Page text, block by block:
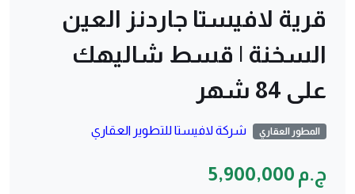
قرية لافيستا جاردنز العين
السخنة | قسط شاليهك
على 84 شهر
المطور العقاري شركة لافيستا للتطوير العقاري
ج.م 5,900,000